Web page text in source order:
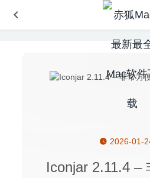
2026-01-
Iconjar 2.11.4 –
Viper FTP 5.5.4 – 非常强大的
Creative Convert 1.3.1 – 文件格